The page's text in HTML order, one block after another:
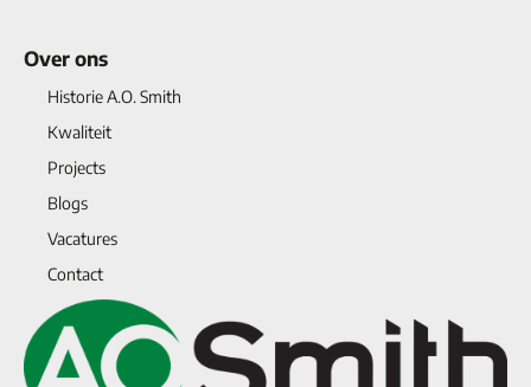
Over ons
Historie A.O. Smith
Kwaliteit
Projects
Blogs
Vacatures
Contact